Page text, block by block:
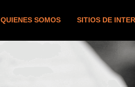
QUIENES SOMOS SITIOS DE